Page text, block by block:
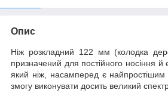
Опис
Ніж розкладний 122 мм (колодка
призначений для постійного носіння й
який ніж, насамперед є
змогу виконувати досить великий